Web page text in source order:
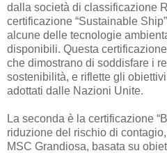
dalla società di classificazione
certificazione “Sustainable
alcune delle tecnologie
disponibili. Questa
che dimostrano di soddisfare i
sostenibilità, e riflette gli
adottati dalle Nazioni Unite.
La seconda è la certificazione
riduzione del rischio di
MSC Grandiosa, basata su